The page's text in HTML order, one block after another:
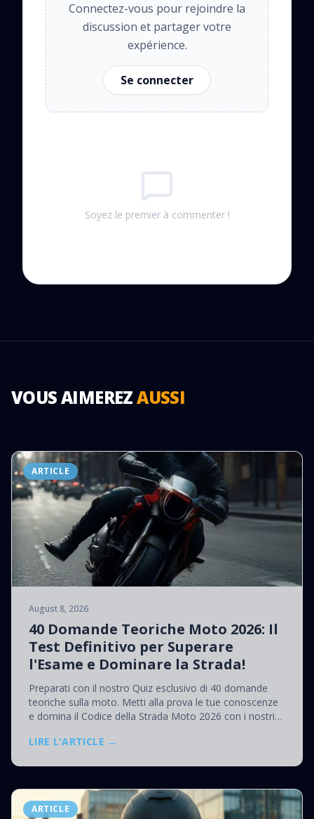
Connectez-vous pour rejoindre la
discussion et partager votre
expérience.
Se connecter
Soyez le premier à commenter !
VOUS AIMEREZAUSSI
ARTICLE
August 8, 2026
40 Domande Teoriche Moto 2026: Il
Test Definitivo per Superare
l'Esame e Dominare la Strada!
Preparati con il nostro Quiz esclusivo di 40 domande
teoriche sulla moto. Metti alla prova le tue conoscenze
e domina il Codice della Strada Moto 2026 con i nostri
LIRE L'ARTICLE →
ARTICLE